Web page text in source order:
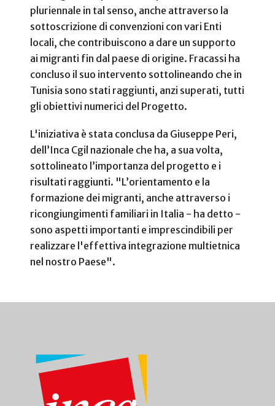
pluriennale in tal senso, anche attraverso la
sottoscrizione di convenzioni con vari Enti
locali, che contribuiscono a dare un supporto
ai migranti fin dal paese di origine. Fracassi ha
concluso il suo intervento sottolineando che in
Tunisia sono stati raggiunti, anzi superati, tutti
gli obiettivi numerici del Progetto.
L'iniziativa è stata conclusa da Giuseppe Peri,
dell’Inca Cgil nazionale che ha, a sua volta,
sottolineato l’importanza del progetto e i
risultati raggiunti. "L’orientamento e la
formazione dei migranti, anche attraverso i
ricongiungimenti familiari in Italia - ha detto -
sono aspetti importanti e imprescindibili per
realizzare l'effettiva integrazione multietnica
nel nostro Paese".